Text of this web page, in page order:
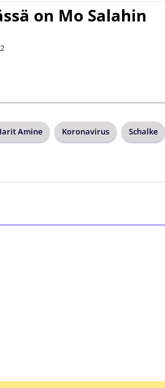
on Mo Salahin
Amine Koronavirus Schalke